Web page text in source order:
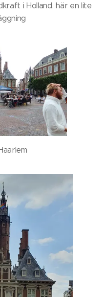
i Holland, här en lite